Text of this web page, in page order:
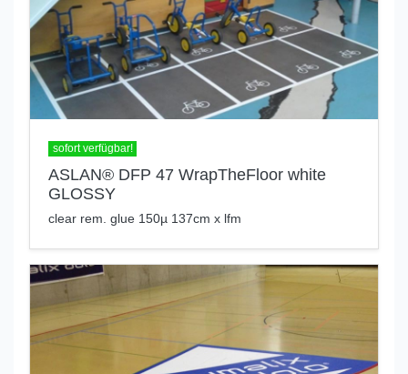
sofort verfügbar!
ASLAN® DFP 47 WrapTheFloor white
GLOSSY
clear rem. glue 150µ 137cm x lfm